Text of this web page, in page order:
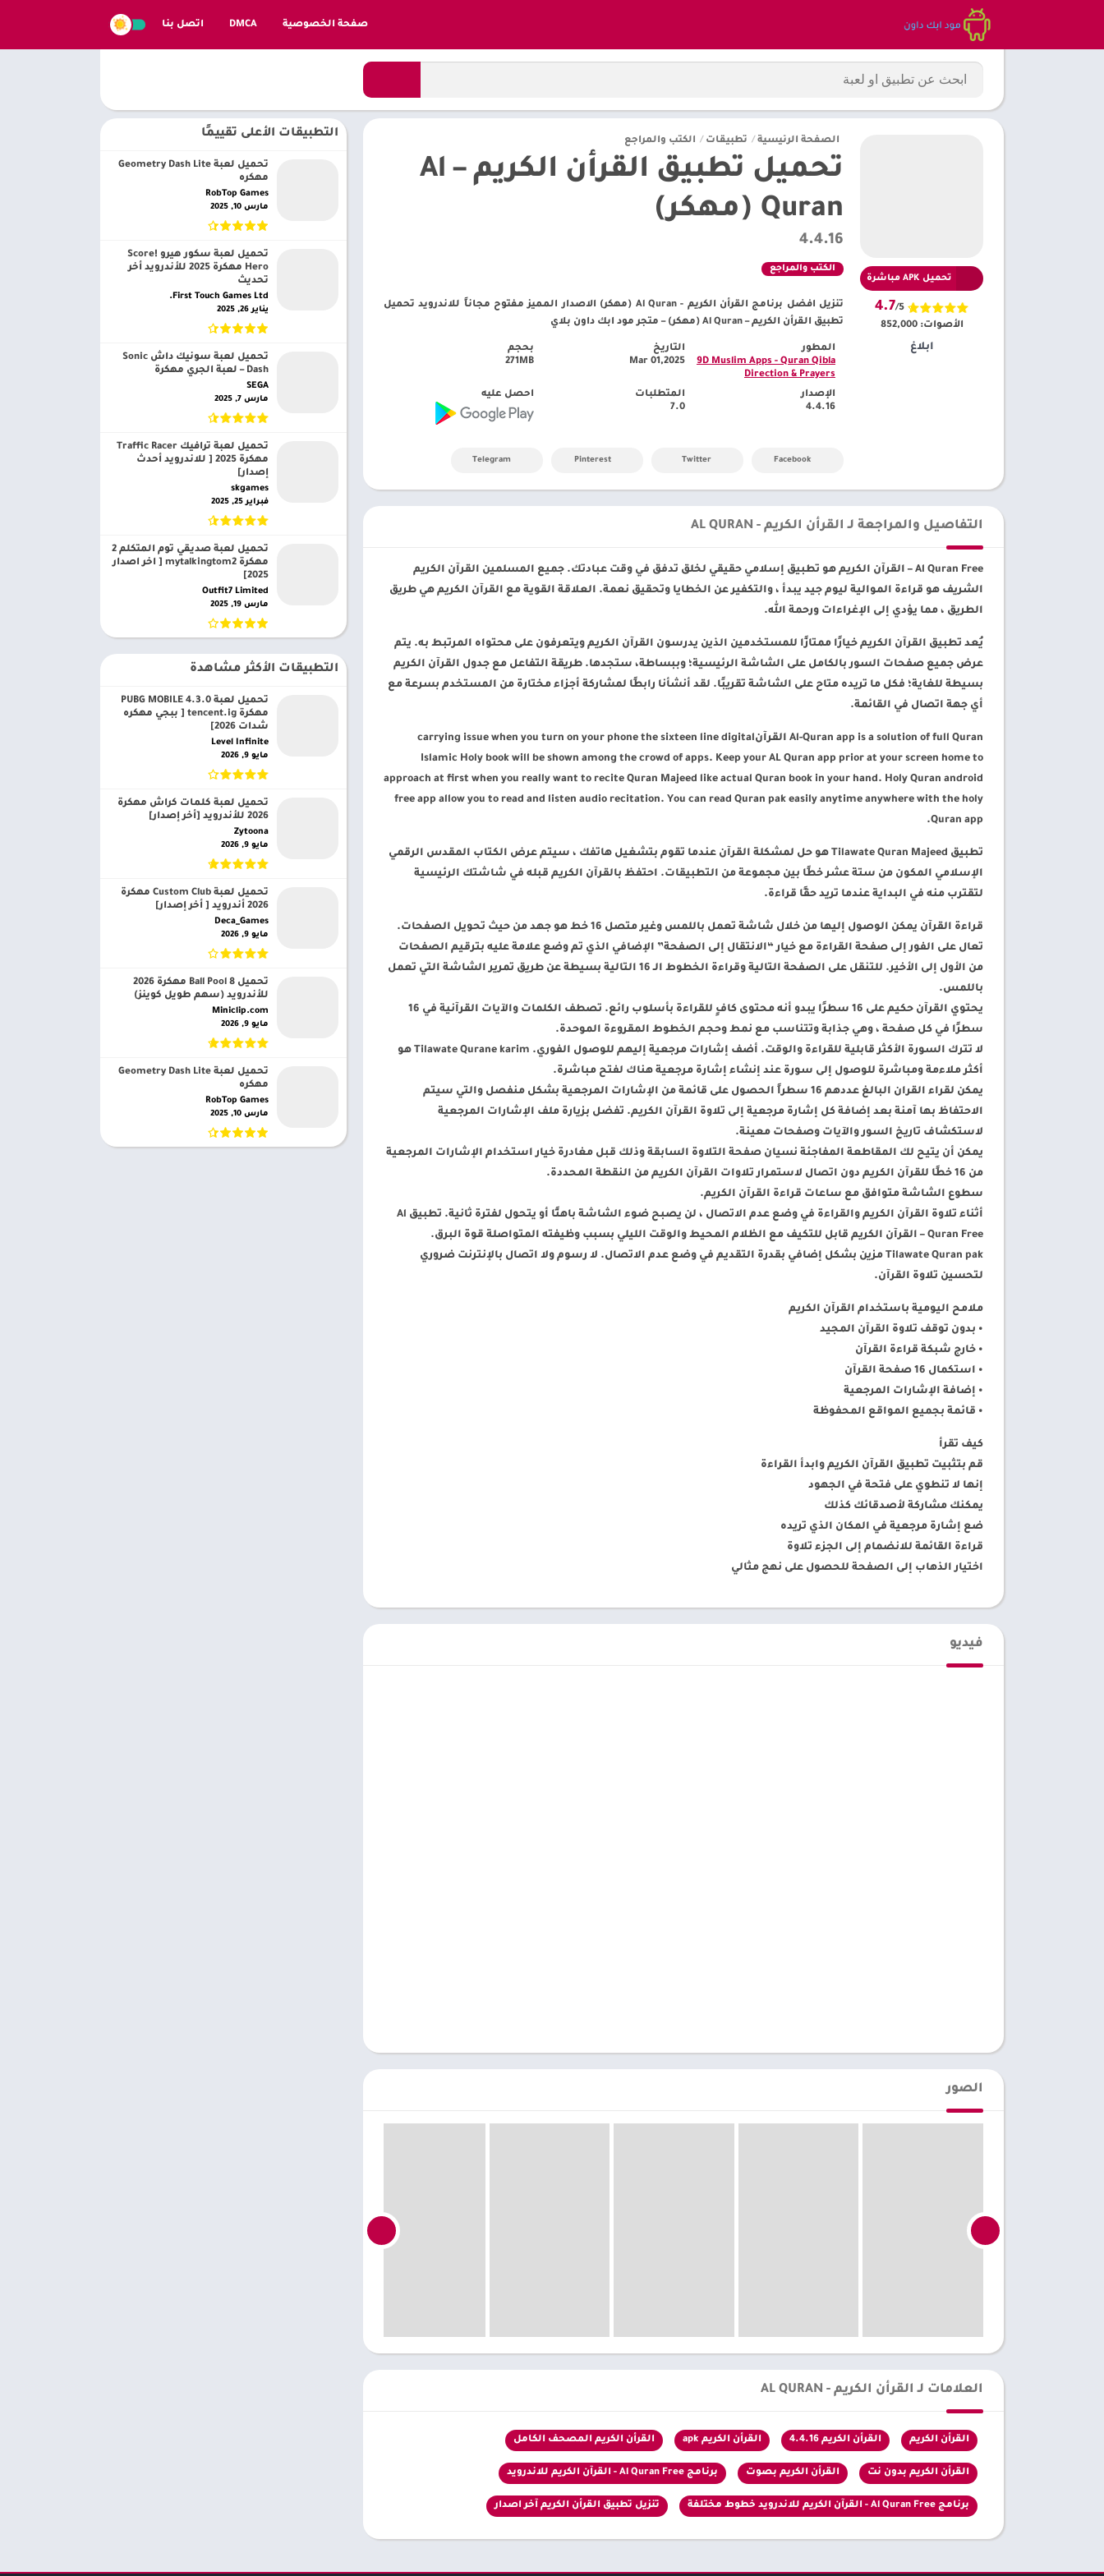
صفحة الخصوصية DMCA اتصل بنا
الصفحة الرئيسية / تطبيقات / الكتب والمراجع
تحميل تطبيق القرأن الكريم – Al
Quran (مهكر)
4.4.16
الكتب والمراجع
تنزيل افضل برنامج القرأن الكريم - Al Quran (مهكر) الاصدار المميز مفتوح مجاناً للاندرويد تحميل
تطبيق القرأن الكريم – Al Quran (مهكر) – متجر مود ابك داون بلاي
تحميل APK مباشرة
4.7/5
الأصوات:852,000
ابلاغ
المطور
9D Muslim Apps - Quran Qibla
Direction & Prayers‏
التاريخ
Mar 01,2025
بحجم
271MB
الإصدار
4.4.16
المتطلبات
7.0
احصل عليه
Facebook
Twitter
Pinterest
Telegram
التفاصيل والمراجعة لـ القرأن الكريم - AL QURAN
Al Quran Free – القرآن الكريم هو تطبيق إسلامي حقيقي لخلق تدفق في وقت عبادتك. جميع المسلمين القرآن الكريم
الشريف هو قراءة الموالية ليوم جيد يبدأ ، والتكفير عن الخطايا وتحقيق نعمة. العلاقة القوية مع القرآن الكريم هي طريق
الطريق ، مما يؤدي إلى الإغراءات ورحمة الله.
يُعد تطبيق القرآن الكريم خيارًا ممتازًا للمستخدمين الذين يدرسون القرآن الكريم ويتعرفون على محتواه المرتبط به. يتم
عرض جميع صفحات السور بالكامل على الشاشة الرئيسية؛ وببساطة، ستجدها. طريقة التفاعل مع جدول القرآن الكريم
بسيطة للغاية؛ فكل ما تريده متاح على الشاشة تقريبًا. لقد أنشأنا رابطًا لمشاركة أجزاء مختارة من المستخدم بسرعة مع
أي جهة اتصال في القائمة.
Al-Quran app is a solution of full Quran القرآنcarrying issue when you turn on your phone the sixteen line digital
Islamic Holy book will be shown among the crowd of apps. Keep your AL Quran app prior at your screen home to
approach at first when you really want to recite Quran Majeed like actual Quran book in your hand. Holy Quran android
free app allow you to read and listen audio recitation. You can read Quran pak easily anytime anywhere with the holy
Quran app.
تطبيق Tilawate Quran Majeed هو حل لمشكلة القرآن عندما تقوم بتشغيل هاتفك ، سيتم عرض الكتاب المقدس الرقمي
الإسلامي المكون من ستة عشر خطًا بين مجموعة من التطبيقات. احتفظ بالقرآن الكريم قبله في شاشتك الرئيسية
لتقترب منه في البداية عندما تريد حقًا قراءة.
قراءة القرآن يمكن الوصول إليها من خلال شاشة تعمل باللمس وغير متصل 16 خط هو جهد من حيث تحويل الصفحات.
تعال على الفور إلى صفحة القراءة مع خيار “الانتقال إلى الصفحة” الإضافي الذي تم وضع علامة عليه بترقيم الصفحات
من الأول إلى الأخير. للتنقل على الصفحة التالية وقراءة الخطوط الـ 16 التالية بسيطة عن طريق تمرير الشاشة التي تعمل
باللمس.
يحتوي القرآن حكيم على 16 سطرًا يبدو أنه محتوى كافٍ للقراءة بأسلوب رائع. تصطف الكلمات والآيات القرآنية في 16
سطرًا في كل صفحة ، وهي جذابة وتتناسب مع نمط وحجم الخطوط المقروءة الموحدة.
لا تترك السورة الأكثر قابلية للقراءة والوقت. أضف إشارات مرجعية إليهم للوصول الفوري. Tilawate Qurane karim هو
أكثر ملاءمة ومباشرة للوصول إلى سورة عند إنشاء إشارة مرجعية هناك لفتح مباشرة.
يمكن لقراء القران البالغ عددهم 16 سطراً الحصول على قائمة من الإشارات المرجعية بشكل منفصل والتي سيتم
الاحتفاظ بها آمنة بعد إضافة كل إشارة مرجعية إلى تلاوة القرآن الكريم. تفضل بزيارة ملف الإشارات المرجعية
لاستكشاف تاريخ السور والآيات وصفحات معينة.
يمكن أن يتيح لك المقاطعة المفاجئة نسيان صفحة التلاوة السابقة وذلك قبل مغادرة خيار استخدام الإشارات المرجعية
من 16 خطًا للقرآن الكريم دون اتصال لاستمرار تلاوات القرآن الكريم من النقطة المحددة.
سطوع الشاشة متوافق مع ساعات قراءة القرآن الكريم.
أثناء تلاوة القرآن الكريم والقراءة في وضع عدم الاتصال ، لن يصبح ضوء الشاشة باهتًا أو يتحول لفترة ثانية. تطبيق Al
Quran Free – القرآن الكريم قابل للتكيف مع الظلام المحيط والوقت الليلي بسبب وظيفته المتواصلة قوة البرق.
Tilawate Quran pak مزين بشكل إضافي بقدرة التقديم في وضع عدم الاتصال. لا رسوم ولا اتصال بالإنترنت ضروري
لتحسين تلاوة القرآن.
ملامح اليومية باستخدام القرآن الكريم
• بدون توقف تلاوة القرآن المجيد
• خارج شبكة قراءة القرآن
• استكمال 16 صفحة القرآن
• إضافة الإشارات المرجعية
• قائمة بجميع المواقع المحفوظة
كيف تقرأ
قم بتثبيت تطبيق القرآن الكريم وابدأ القراءة
إنها لا تنطوي على فتحة في الجهود
يمكنك مشاركة لأصدقائك كذلك
ضع إشارة مرجعية في المكان الذي تريده
قراءة القائمة للانضمام إلى الجزء تلاوة
اختيار الذهاب إلى الصفحة للحصول على نهج مثالي
فيديو
الصور
العلامات لـ القرأن الكريم - AL QURAN
القرأن الكريم القرأن الكريم 4.4.16 القرأن الكريم apk القرأن الكريم المصحف الكامل
القرأن الكريم بدون نت القرأن الكريم بصوت برنامج Al Quran Free - القرآن الكريم للاندرويد
برنامج Al Quran Free - القرآن الكريم للاندرويد خطوط مختلفة تنزيل تطبيق القرأن الكريم آخر اصدار
التطبيقات الأعلى تقييمًا
تحميل لعبة Geometry Dash Lite
مهكره
RobTop Games‏
مارس 10, 2025
تحميل لعبة سكور هيرو Score!
Hero مهكرة 2025 للأندرويد أخر
تحديث
First Touch Games Ltd.‏
يناير 26, 2025
تحميل لعبة سونيك داش Sonic
Dash – لعبة الجري مهكرة
SEGA‏
مارس 7, 2025
تحميل لعبة ترافيك Traffic Racer
مهكرة 2025 [ للاندرويد أحدث
إصدار]
skgames‏
فبراير 25, 2025
تحميل لعبة صديقي توم المتكلم 2
مهكرة mytalkingtom2 [ اخر اصدار
2025]
Outfit7 Limited‏
مارس 19, 2025
التطبيقات الأكثر مشاهدة
تحميل لعبة PUBG MOBILE 4.3.0
مهكرة tencent.ig [ ببجي مهكره
شدات 2026]
Level Infinite‏
مايو 9, 2026
تحميل لعبة كلمات كراش مهكرة
2026 للأندرويد [أخر إصدار]
Zytoona‏
مايو 9, 2026
تحميل لعبة Custom Club مهكرة
2026 أندرويد [ أخر إصدار]
Deca_Games‏
مايو 9, 2026
تحميل 8 Ball Pool مهكرة 2026
للأندرويد (سهم طويل كوينز)
Miniclip.com‏
مايو 9, 2026
تحميل لعبة Geometry Dash Lite
مهكره
RobTop Games‏
مارس 10, 2025